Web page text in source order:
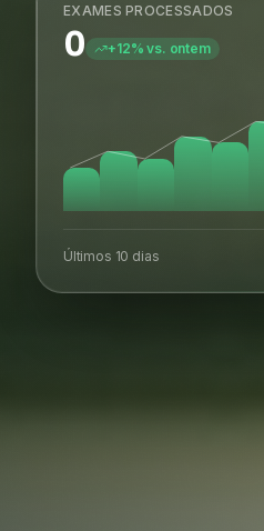
EXAMES PROCESSADOS
0 +12% vs. ontem
Últimos 10 dias